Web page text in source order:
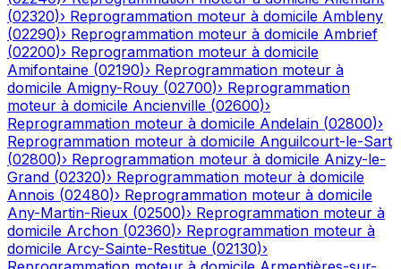
(02320)› Reprogrammation moteur à domicile Ambleny
(02290)› Reprogrammation moteur à domicile Ambrief
(02200)› Reprogrammation moteur à domicile
Amifontaine (02190)› Reprogrammation moteur à
domicile Amigny-Rouy (02700)› Reprogrammation
moteur à domicile Ancienville (02600)›
Reprogrammation moteur à domicile Andelain (02800)›
Reprogrammation moteur à domicile Anguilcourt-le-Sart
(02800)› Reprogrammation moteur à domicile Anizy-le-
Grand (02320)› Reprogrammation moteur à domicile
Annois (02480)› Reprogrammation moteur à domicile
Any-Martin-Rieux (02500)› Reprogrammation moteur à
domicile Archon (02360)› Reprogrammation moteur à
domicile Arcy-Sainte-Restitue (02130)›